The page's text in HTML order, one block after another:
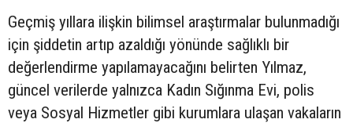
Geçmiş yıllara ilişkin bilimsel araştırmalar bulunmadığı
için şiddetin artıp azaldığı yönünde sağlıklı bir
değerlendirme yapılamayacağını belirten Yılmaz,
güncel verilerde yalnızca Kadın Sığınma Evi, polis
veya Sosyal Hizmetler gibi kurumlara ulaşan vakaların